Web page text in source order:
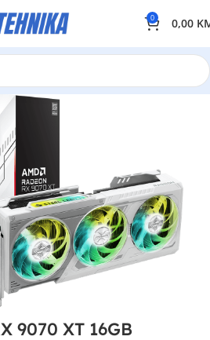
0 0,00
9070 XT 16GB